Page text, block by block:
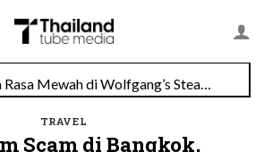
TRAVEL
Scam di Bangkok,